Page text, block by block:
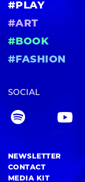
#PLAY
#ART
#BOOK
#FASHION
SOCIAL
NEWSLETTER
CONTACT
MEDIA KIT